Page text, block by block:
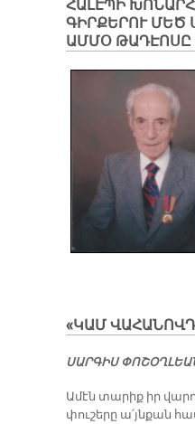
ՀԱԼԷՊԻ
ԳԻՐՔԵՐՈՒ ՄԵԾ
ԱՄՄՕ ԹԱԴԷՈՍԸ
«ԿԱՄ
ՍԱՐ­ԳԻՍ
Ա­մէն տա­րիք իր
փու­շե­րը ա՛յն­քան